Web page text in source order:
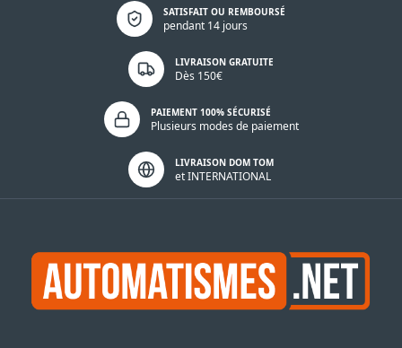
SATISFAIT OU REMBOURSÉ
pendant 14 jours
Politique de confidentialité
LIVRAISON GRATUITE
Dès 150€
PAIEMENT 100% SÉCURISÉ
Plusieurs modes de paiement
LIVRAISON DOM TOM
et INTERNATIONAL